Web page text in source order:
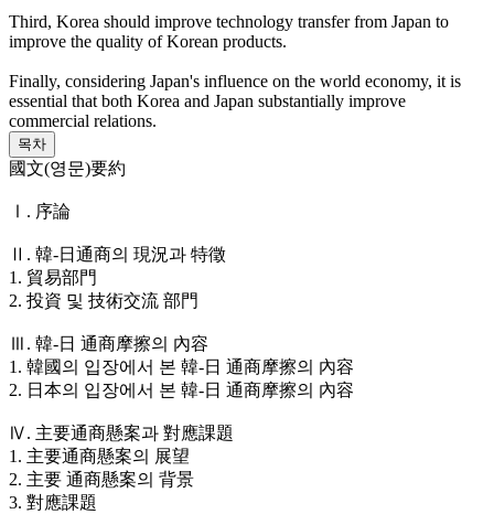
Third, Korea should improve technology transfer from Japan to
improve the quality of Korean products.
Finally, considering Japan's influence on the world economy, it is
essential that both Korea and Japan substantially improve
commercial relations.
목차
國文(영문)要約
Ⅰ. 序論
Ⅱ. 韓-日通商의 現況과 特徵
1. 貿易部門
2. 投資 및 技術交流 部門
Ⅲ. 韓-日 通商摩擦의 內容
1. 韓國의 입장에서 본 韓-日 通商摩擦의 內容
2. 日本의 입장에서 본 韓-日 通商摩擦의 內容
Ⅳ. 主要通商懸案과 對應課題
1. 主要通商懸案의 展望
2. 主要 通商懸案의 背景
3. 對應課題